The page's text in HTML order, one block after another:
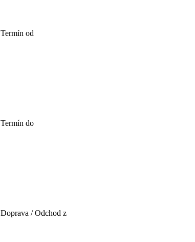
Termín od
Termín do
Doprava / Odchod z